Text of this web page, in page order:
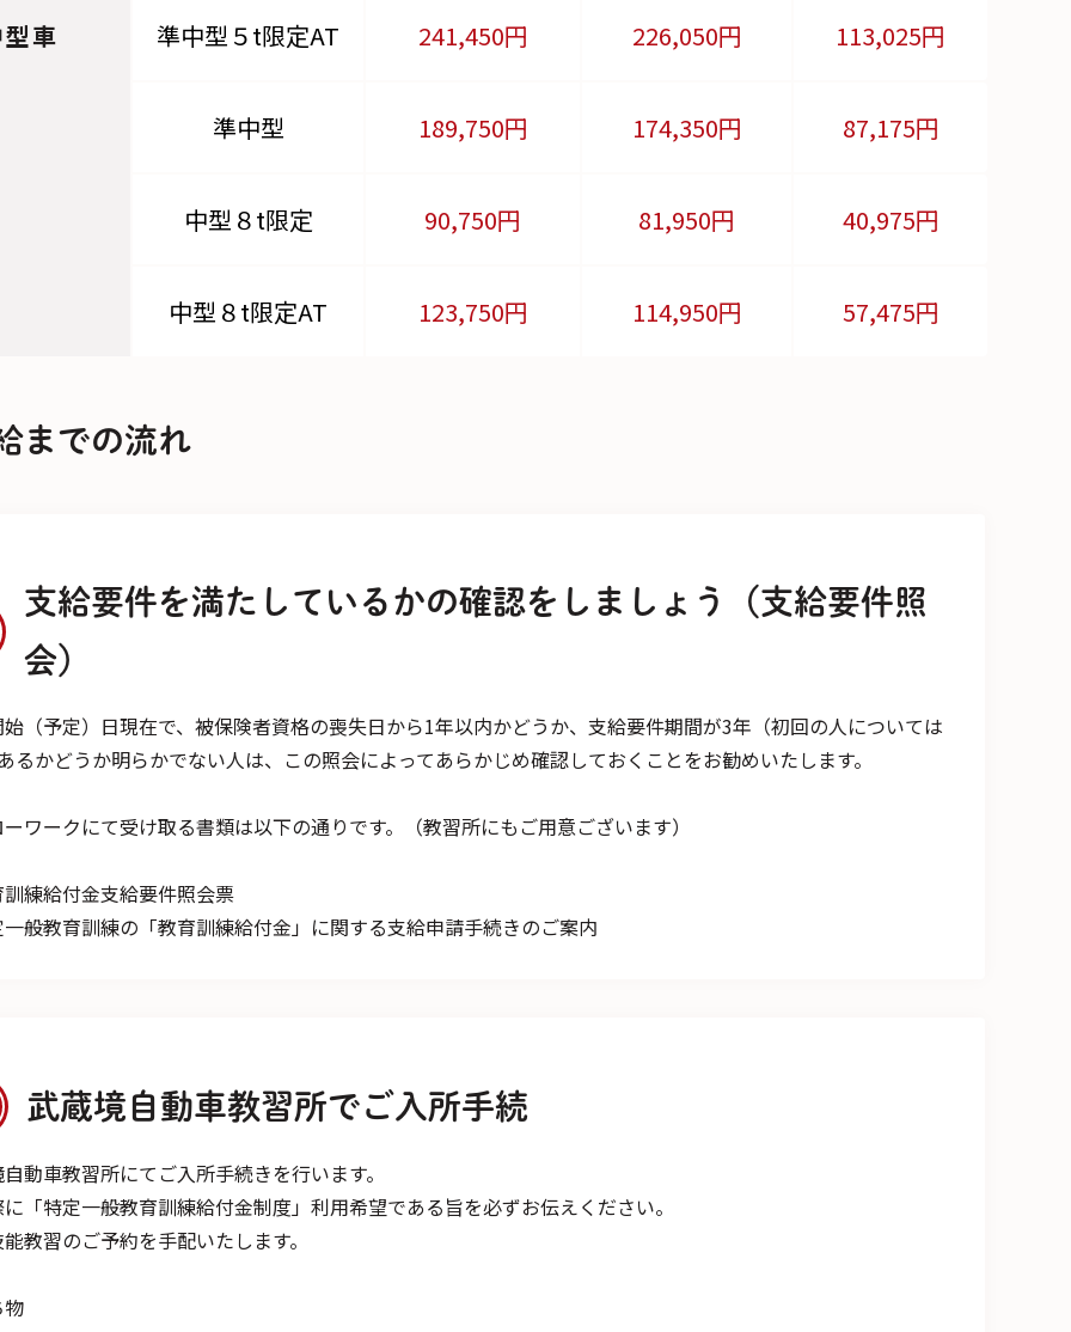
車 準中型５t限定AT 241,450円 226,050円 113,025円
準中型 189,750円 174,350円 87,175円
中型８t限定 90,750円 81,950円 40,975円
中型８t限定AT 123,750円 114,950円 57,475円
までの流れ
支給要件を満たしているかの確認をしましょう（支給要件照
会）
（予定）日現在で、被保険者資格の喪失日から1年以内かどうか、支給要件期間が3年（初回の人については
るかどうか明らかでない人は、この照会によってあらかじめ確認しておくことをお勧めいたします。
ワークにて受け取る書類は以下の通りです。（教習所にもご用意ございます）
練給付金支給要件照会票
般教育訓練の「教育訓練給付金」に関する支給申請手続きのご案内
武蔵境自動車教習所でご入所手続
動車教習所にてご入所手続きを行います。
「特定一般教育訓練給付金制度」利用希望である旨を必ずお伝えください。
教習のご予約を手配いたします。